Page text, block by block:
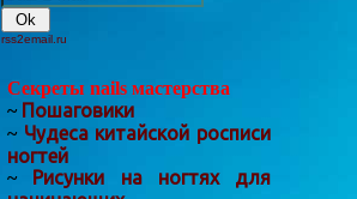
rss2email.ru
Секреты nails мастерства
~ Пошаговики
~ Чудеса китайской росписи
ногтей
~ Рисунки на ногтях для